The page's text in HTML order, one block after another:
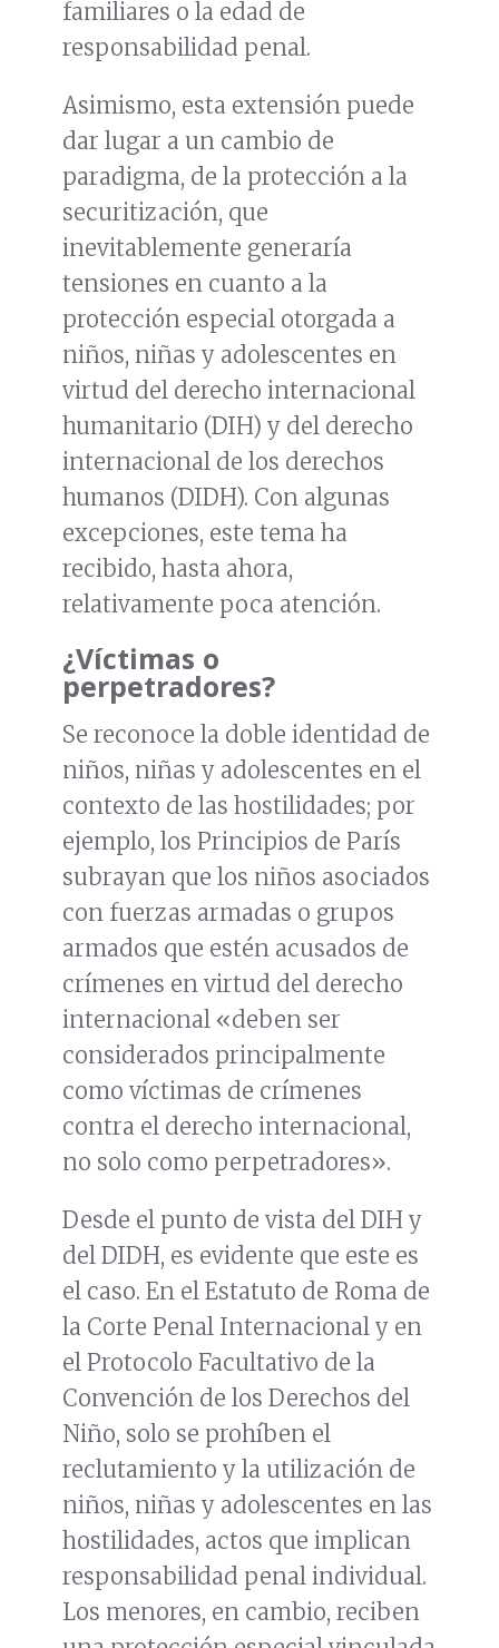
familiares o la edad de
responsabilidad penal.
Asimismo, esta extensión puede
dar lugar a un cambio de
paradigma, de la protección a la
securitización, que
inevitablemente generaría
tensiones en cuanto a la
protección especial otorgada a
niños, niñas y adolescentes en
virtud del derecho internacional
humanitario (DIH) y del derecho
internacional de los derechos
humanos (DIDH). Con algunas
excepciones, este tema ha
recibido, hasta ahora,
relativamente poca atención.
¿Víctimas o
perpetradores?
Se reconoce la doble identidad de
niños, niñas y adolescentes en el
contexto de las hostilidades; por
ejemplo, los Principios de París
subrayan que los niños asociados
con fuerzas armadas o grupos
armados que estén acusados de
crímenes en virtud del derecho
internacional «deben ser
considerados principalmente
como víctimas de crímenes
contra el derecho internacional,
no solo como perpetradores».
Desde el punto de vista del DIH y
del DIDH, es evidente que este es
el caso. En el Estatuto de Roma de
la Corte Penal Internacional y en
el Protocolo Facultativo de la
Convención de los Derechos del
Niño, solo se prohíben el
reclutamiento y la utilización de
niños, niñas y adolescentes en las
hostilidades, actos que implican
responsabilidad penal individual.
Los menores, en cambio, reciben